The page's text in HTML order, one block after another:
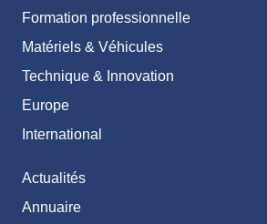
Formation professionnelle
Matériels & Véhicules
Technique & Innovation
Europe
International
Actualités
Annuaire